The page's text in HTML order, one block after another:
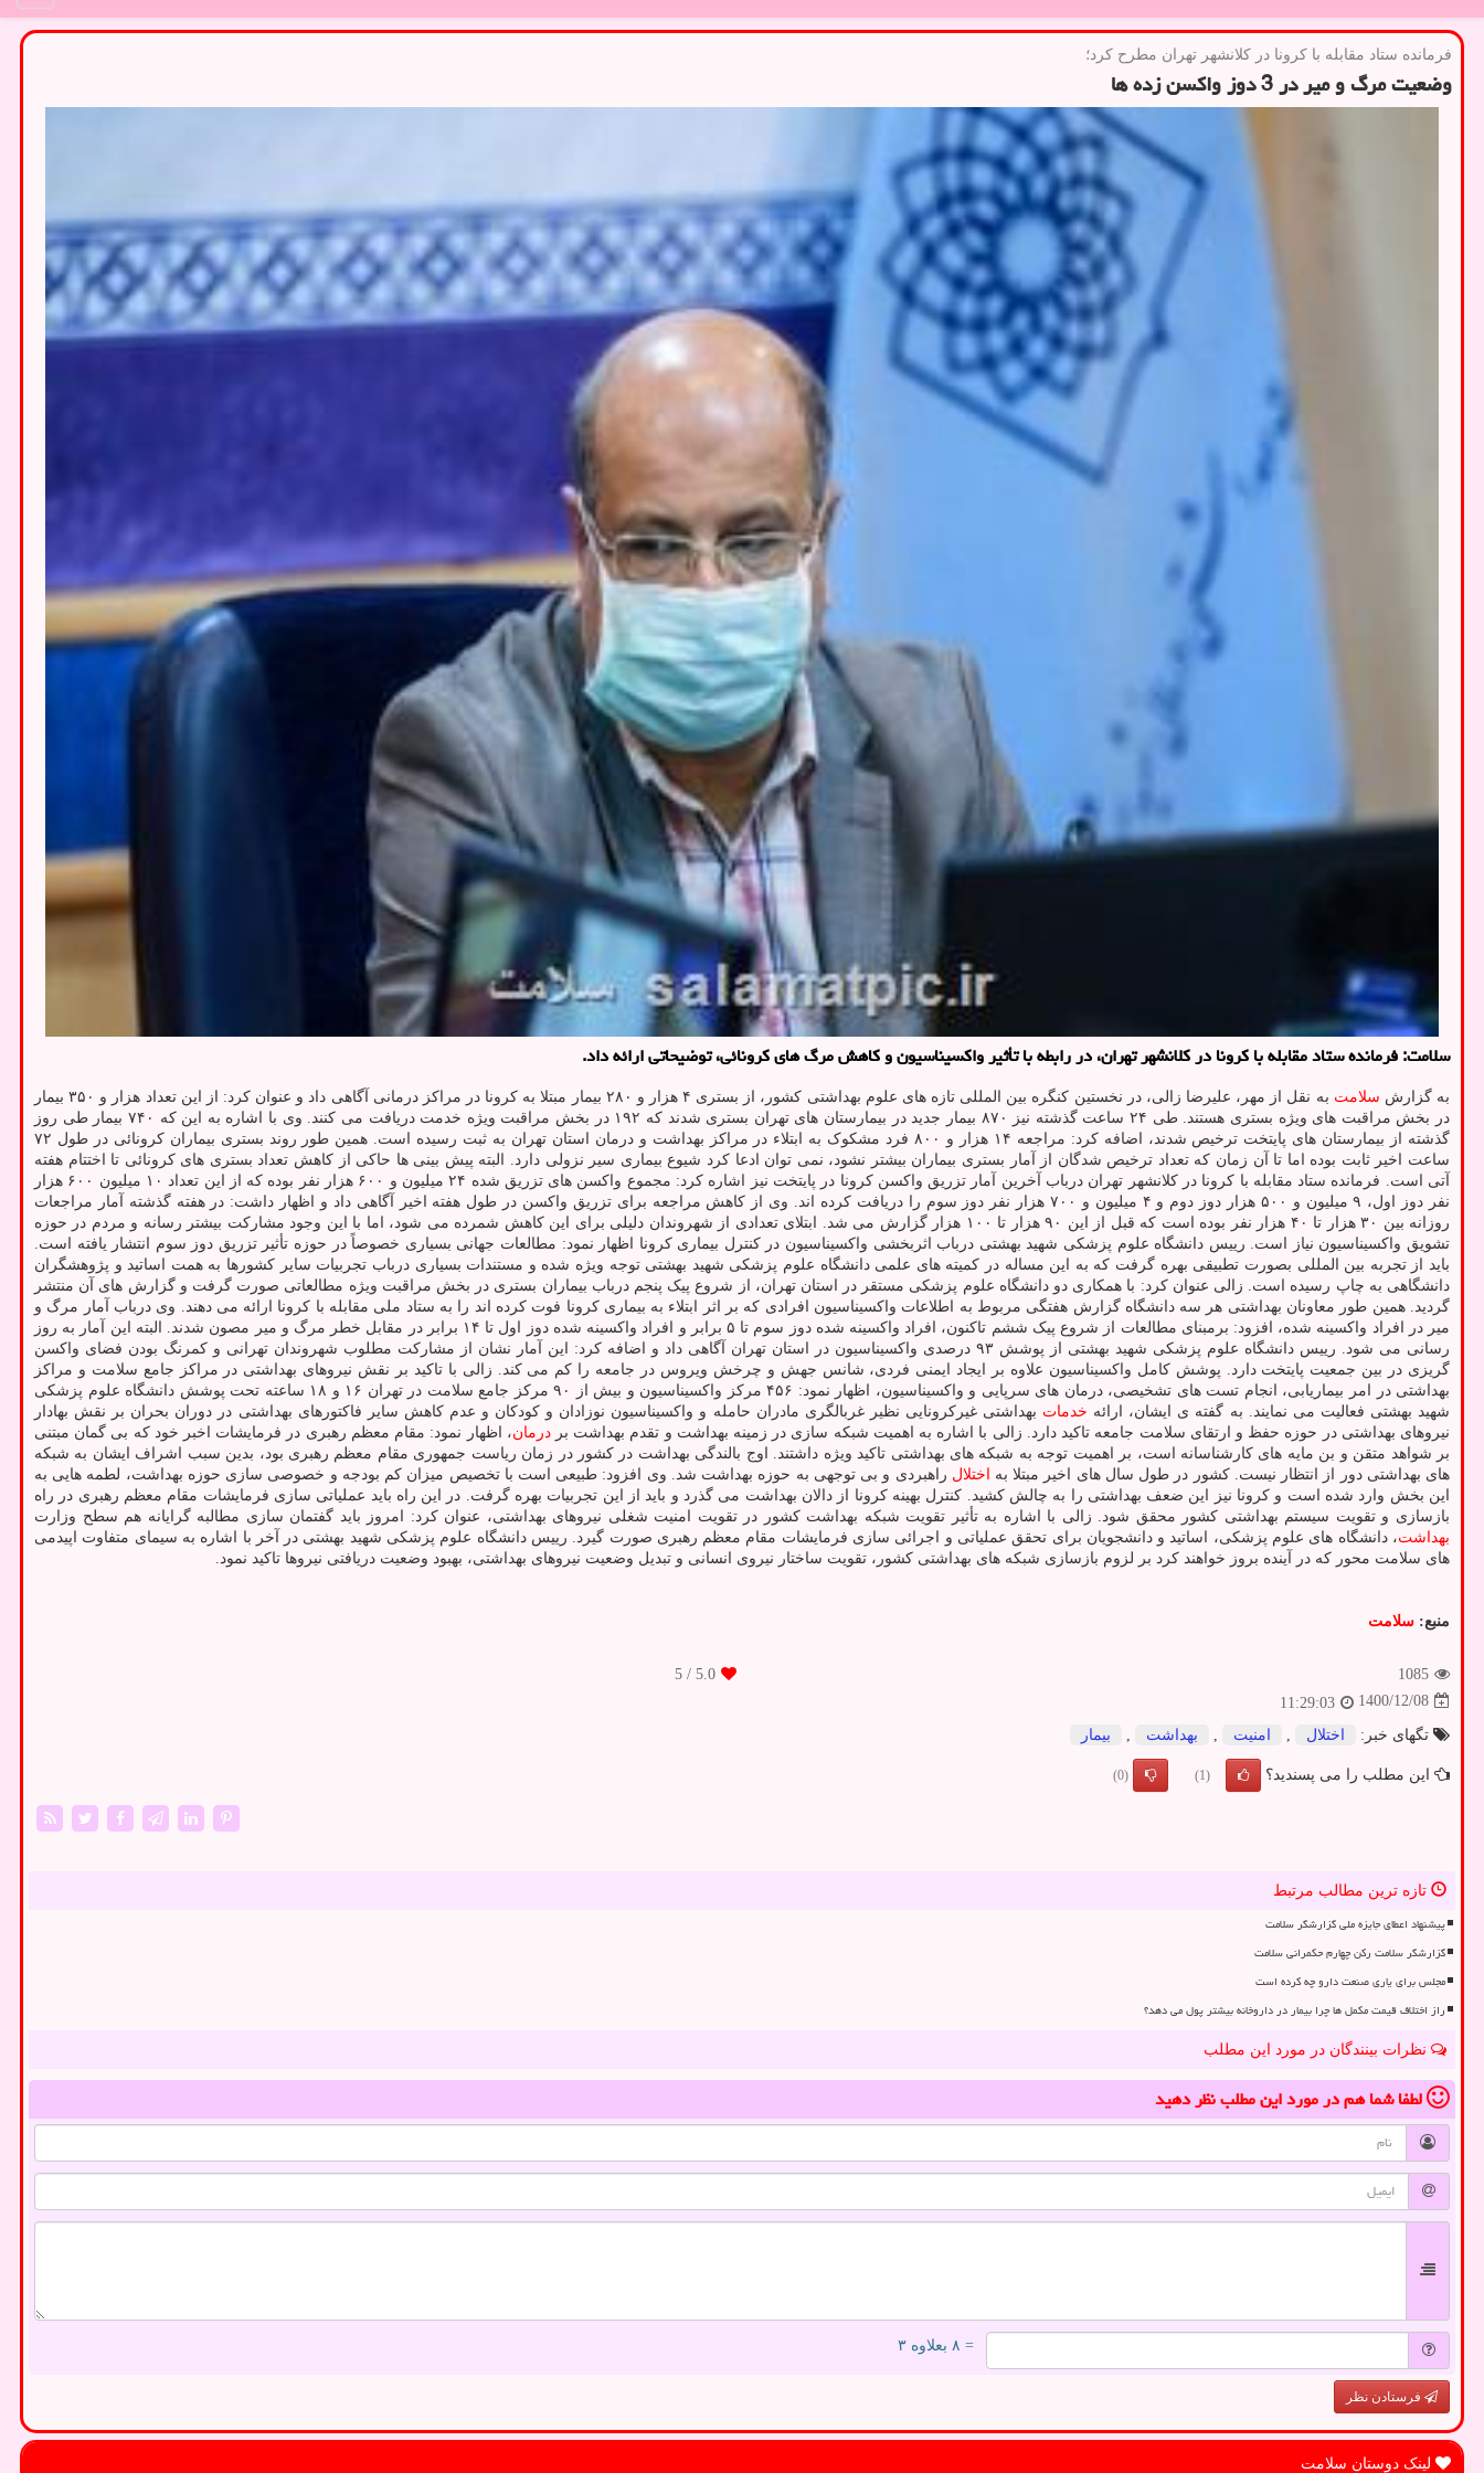
فرمانده ستاد مقابله با كرونا در كلانشهر تهران مطرح كرد؛
وضعیت مرگ و میر در 3 دوز واکسن زده ها
سلامت: فرمانده ستاد مقابله با کرونا در کلانشهر تهران، در رابطه با تأثیر واکسیناسیون و کاهش مرگ های کرونائی، توضیحاتی ارائه داد.
به گزارش سلامت
به نقل از مهر، علیرضا زالی، در نخستین کنگره بین المللی تازه های علوم بهداشتی کشور، از بستری ۴ هزار و ۲۸۰ بیمار مبتلا به کرونا در مراکز درمانی آگاهی داد و عنوان کرد: از این تعداد هزار و ۳۵۰ بیمار
در بخش مراقبت های ویژه بستری هستند. طی ۲۴ ساعت گذشته نیز ۸۷۰ بیمار جدید در بیمارستان های تهران بستری شدند که ۱۹۲ در بخش مراقبت ویژه خدمت دریافت می کنند. وی با اشاره به این که ۷۴۰ بیمار طی روز
گذشته از بیمارستان های پایتخت ترخیص شدند، اضافه کرد: مراجعه ۱۴ هزار و ۸۰۰ فرد مشکوک به ابتلاء در مراکز بهداشت و درمان استان تهران به ثبت رسیده است. همین طور روند بستری بیماران کرونائی در طول ۷۲
ساعت اخیر ثابت بوده اما تا آن زمان که تعداد ترخیص شدگان از آمار بستری بیماران بیشتر نشود، نمی توان ادعا کرد شیوع بیماری سیر نزولی دارد. البته پیش بینی ها حاکی از کاهش تعداد بستری های کرونائی تا اختتام هفته
آتی است. فرمانده ستاد مقابله با کرونا در کلانشهر تهران درباب آخرین آمار تزریق واکسن کرونا در پایتخت نیز اشاره کرد: مجموع واکسن های تزریق شده ۲۴ میلیون و ۶۰۰ هزار نفر بوده که از این تعداد ۱۰ میلیون ۶۰۰ هزار
نفر دوز اول، ۹ میلیون و ۵۰۰ هزار دوز دوم و ۴ میلیون و ۷۰۰ هزار نفر دوز سوم را دریافت کرده اند. وی از کاهش مراجعه برای تزریق واکسن در طول هفته اخیر آگاهی داد و اظهار داشت: در هفته گذشته آمار مراجعات
روزانه بین ۳۰ هزار تا ۴۰ هزار نفر بوده است که قبل از این ۹۰ هزار تا ۱۰۰ هزار گزارش می شد. ابتلای تعدادی از شهروندان دلیلی برای این کاهش شمرده می شود، اما با این وجود مشارکت بیشتر رسانه و مردم در حوزه
تشویق واکسیناسیون نیاز است. رییس دانشگاه علوم پزشکی شهید بهشتی درباب اثربخشی واکسیناسیون در کنترل بیماری کرونا اظهار نمود: مطالعات جهانی بسیاری خصوصاً در حوزه تأثیر تزریق دوز سوم انتشار یافته است.
باید از تجربه بین المللی بصورت تطبیقی بهره گرفت که به این مساله در کمیته های علمی دانشگاه علوم پزشکی شهید بهشتی توجه ویژه شده و مستندات بسیاری درباب تجربیات سایر کشورها به همت اساتید و پژوهشگران
دانشگاهی به چاپ رسیده است. زالی عنوان کرد: با همکاری دو دانشگاه علوم پزشکی مستقر در استان تهران، از شروع پیک پنجم درباب بیماران بستری در بخش مراقبت ویژه مطالعاتی صورت گرفت و گزارش های آن منتشر
گردید. همین طور معاونان بهداشتی هر سه دانشگاه گزارش هفتگی مربوط به اطلاعات واکسیناسیون افرادی که بر اثر ابتلاء به بیماری کرونا فوت کرده اند را به ستاد ملی مقابله با کرونا ارائه می دهند. وی درباب آمار مرگ و
میر در افراد واکسینه شده، افزود: برمبنای مطالعات از شروع پیک ششم تاکنون، افراد واکسینه شده دوز سوم تا ۵ برابر و افراد واکسینه شده دوز اول تا ۱۴ برابر در مقابل خطر مرگ و میر مصون شدند. البته این آمار به روز
رسانی می شود. رییس دانشگاه علوم پزشکی شهید بهشتی از پوشش ۹۳ درصدی واکسیناسیون در استان تهران آگاهی داد و اضافه کرد: این آمار نشان از مشارکت مطلوب شهروندان تهرانی و کمرنگ بودن فضای واکسن
گریزی در بین جمعیت پایتخت دارد. پوشش کامل واکسیناسیون علاوه بر ایجاد ایمنی فردی، شانس جهش و چرخش ویروس در جامعه را کم می کند. زالی با تاکید بر نقش نیروهای بهداشتی در مراکز جامع سلامت و مراکز
بهداشتی در امر بیماریابی، انجام تست های تشخیصی، درمان های سرپایی و واکسیناسیون، اظهار نمود: ۴۵۶ مرکز واکسیناسیون و بیش از ۹۰ مرکز جامع سلامت در تهران ۱۶ و ۱۸ ساعته تحت پوشش دانشگاه علوم پزشکی
شهید بهشتی فعالیت می نمایند. به گفته ی ایشان، ارائه خدمات بهداشتی غیرکرونایی نظیر غربالگری مادران حامله و واکسیناسیون نوزادان و کودکان و عدم کاهش سایر فاکتورهای بهداشتی در دوران بحران بر نقش بهادار
نیروهای بهداشتی در حوزه حفظ و ارتقای سلامت جامعه تاکید دارد. زالی با اشاره به اهمیت شبکه سازی در زمینه بهداشت و تقدم بهداشت بردرمان، اظهار نمود: مقام معظم رهبری در فرمایشات اخبر خود که بی گمان مبتنی
بر شواهد متقن و بن مایه های کارشناسانه است، بر اهمیت توجه به شبکه های بهداشتی تاکید ویژه داشتند. اوج بالندگی بهداشت در کشور در زمان ریاست جمهوری مقام معظم رهبری بود، بدین سبب اشراف ایشان به شبکه
های بهداشتی دور از انتظار نیست. کشور در طول سال های اخیر مبتلا به
اختلال راهبردی و بی توجهی به حوزه بهداشت شد. وی افزود: طبیعی است با تخصیص میزان کم بودجه و خصوصی سازی حوزه بهداشت، لطمه هایی به
این بخش وارد شده است و کرونا نیز این ضعف بهداشتی را به چالش کشید. کنترل بهینه کرونا از دالان بهداشت می گذرد و باید از این تجربیات بهره گرفت. در این راه باید عملیاتی سازی فرمایشات مقام معظم رهبری در راه
بازسازی و تقویت سیستم بهداشتی کشور محقق شود. زالی با اشاره به تأثیر تقویت شبکه بهداشت کشور در تقویت امنیت شغلی نیروهای بهداشتی، عنوان کرد: امروز باید گفتمان سازی مطالبه گرایانه هم سطح وزارت
بهداشت، دانشگاه های علوم پزشکی، اساتید و دانشجویان برای تحقق عملیاتی و اجرائی سازی فرمایشات مقام معظم رهبری صورت گیرد. رییس دانشگاه علوم پزشکی شهید بهشتی در آخر با اشاره به سیمای متفاوت اپیدمی
های سلامت محور که در آینده بروز خواهند کرد بر لزوم بازسازی شبکه های بهداشتی کشور، تقویت ساختار نیروی انسانی و تبدیل وضعیت نیروهای بهداشتی، بهبود وضعیت دریافتی نیروها تاکید نمود.
منبع: سلامت
1085
5.0
/ 5
1400/12/08
11:29:03
تگهای خبر:
اختلال امنیت بهداشت بیمار
این مطلب را می پسندید؟ (1)
(0)
تازه ترین مطالب مرتبط
پیشنهاد اعطای جایزه ملی گزارشگر سلامت
گزارشگر سلامت رکن چهارم حکمرانی سلامت
مجلس برای یاری صنعت دارو چه کرده است
راز اختلاف قیمت مکمل ها چرا بیمار در داروخانه بیشتر پول می دهد؟
نظرات بینندگان در مورد این مطلب
لطفا شما همدر مورد این مطلبنظر دهید
= ۸ بعلاوه ۳
فرستادن نظر
لینک دوستان سلامت